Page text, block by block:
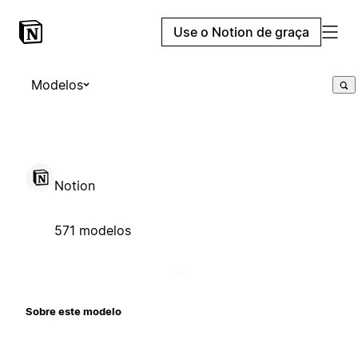
Use o Notion de graça
Modelos
Notion
571 modelos
Sobre este modelo